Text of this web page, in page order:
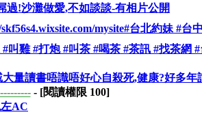
過!沙灘做愛,不如談談-有相片公開
mysite#台北約妹 #台
雞 #打炮 #叫茶 #喝茶 #茶訊 #找茶網
量讀書唔識唔好心自殺死,健康?好多年
- [閱讀權限 100]
AC